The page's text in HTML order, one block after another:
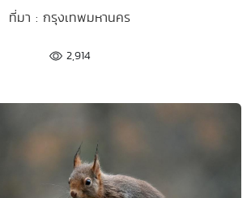
ที่มา : กรุงเทพมหานคร
2,914